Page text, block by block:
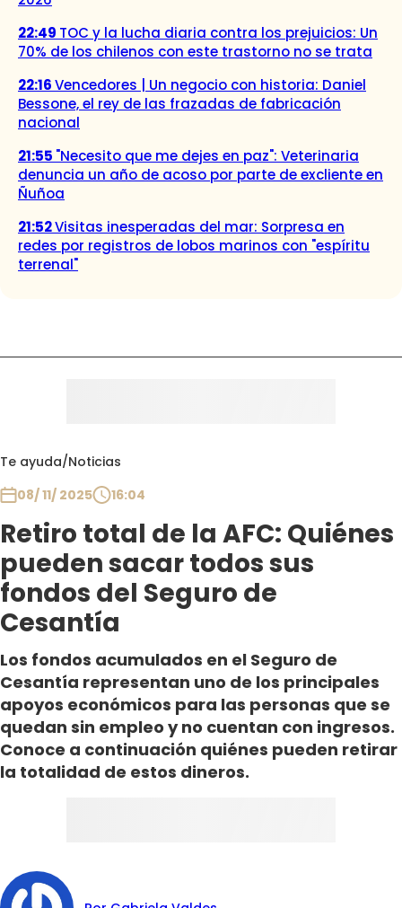
22:49 TOC y la lucha diaria contra los prejuicios: Un
70% de los chilenos con este trastorno no se trata
22:16Vencedores | Un negocio con historia: Daniel
Bessone, el rey de las frazadas de fabricación
nacional
21:55 "Necesito que me dejes en paz": Veterinaria
denuncia un año de acoso por parte de excliente en
Ñuñoa
21:52Visitas inesperadas del mar: Sorpresa en
redes por registros de lobos marinos con "espíritu
terrenal"
Te ayuda/Noticias
08/ 11/ 2025
16:04
Retiro total de la AFC: Quiénes
pueden sacar todos sus
fondos del Seguro de
Cesantía
Los fondos acumulados en el Seguro de
Cesantía representan uno de los principales
apoyos económicos para las personas que se
quedan sin empleo y no cuentan con ingresos.
Conoce a continuación quiénes pueden retirar
la totalidad de estos dineros.